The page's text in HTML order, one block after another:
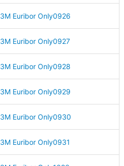
3M Euribor Only0926
3M Euribor Only0927
3M Euribor Only0928
3M Euribor Only0929
3M Euribor Only0930
3M Euribor Only0931